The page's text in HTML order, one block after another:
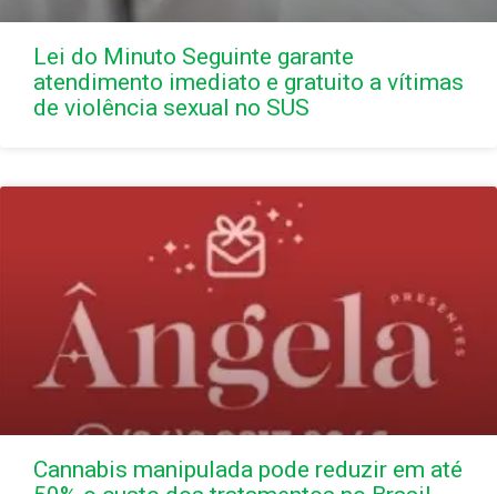
Lei do Minuto Seguinte garante
atendimento imediato e gratuito a vítimas
de violência sexual no SUS
Cannabis manipulada pode reduzir em até